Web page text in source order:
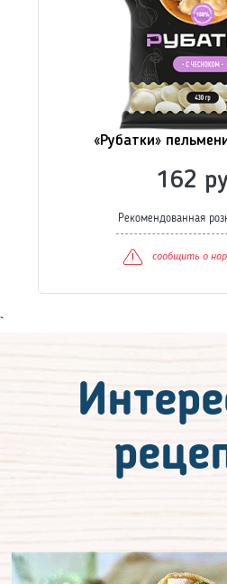
«Рубатки» котлеты
83
Рекомендованная
сообщить о
`